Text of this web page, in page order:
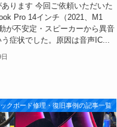
ります 今回ご依頼いただいた
Pro 14インチ（2021、M1
が不安定・スピーカーから異音
症状でした。原因は音声IC...
クボード修理・復旧事例の記事一覧